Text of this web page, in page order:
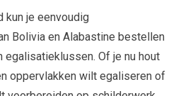
kun je eenvoudig
Bolivia en Alabastine bestellen
egalisatieklussen. Of je nu hout
oppervlakken wilt egaliseren of